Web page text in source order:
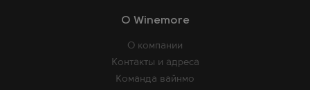
O Winemore
О компании
Контакты и адреса
Команда вайнмо